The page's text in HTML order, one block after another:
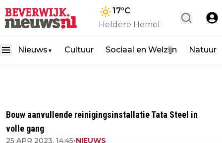
17°C
Heldere Hemel
Nieuws ▼ Cultuur Sociaal en Welzijn Natuur
Bouw aanvullende reinigingsinstallatie Tata Steel in
volle gang
25 APR 2023, 14:45•NIEUWS